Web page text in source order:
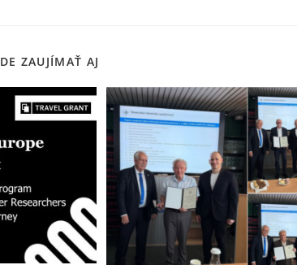
ZAUJÍMAŤ AJ